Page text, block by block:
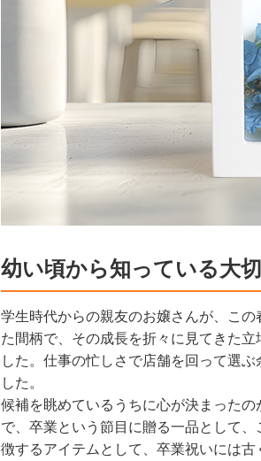
幼い頃から知っている大
学生時代からの親友のお嬢さんが、こ
た間柄で、その成長を折々に見てきた
した。仕事の忙しさで店舗を回って選
した。
候補を眺めているうちに心が決まったの
で、卒業という節目に贈る一品として
徴するアイテムとして、卒業祝いには